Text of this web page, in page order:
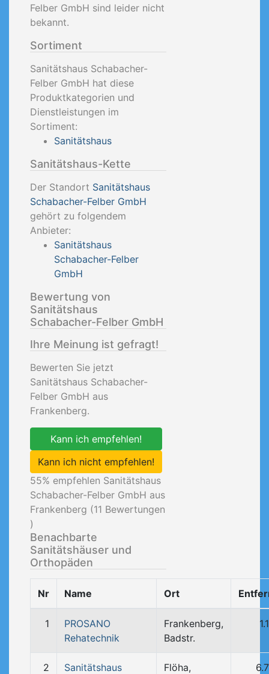
Felber GmbH sind leider nicht
bekannt.
Sortiment
Sanitätshaus Schabacher-
Felber GmbH hat diese
Produktkategorien und
Dienstleistungen im
Sortiment:
Sanitätshaus
Sanitätshaus-Kette
Der Standort Sanitätshaus
Schabacher-Felber GmbH
gehört zu folgendem
Anbieter:
Sanitätshaus
Schabacher-Felber
GmbH
Bewertung von
Sanitätshaus
Schabacher-Felber GmbH
Ihre Meinung ist gefragt!
Bewerten Sie jetzt
Sanitätshaus Schabacher-
Felber GmbH aus
Frankenberg.
Kann ich empfehlen!
Kann ich nicht empfehlen!
55% empfehlen Sanitätshaus
Schabacher-Felber GmbH aus
Frankenberg (11 Bewertungen
)
Benachbarte
Sanitätshäuser und
Orthopäden
Nr Name Ort
1
PROSANO
Rehatechnik
Frankenberg,
Badstr.
2
Sanitätshaus
Flöha,